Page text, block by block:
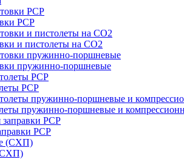
PCP
и пистолеты на CO2
пружинно-поршневые
PCP
пружинно-поршневые и
PCP